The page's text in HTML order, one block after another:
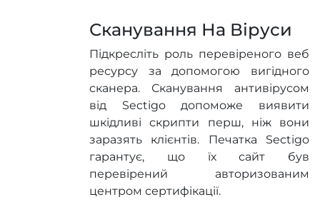
Сканування На Віруси
Підкресліть роль перевіреного веб
ресурсу за допомогою вигідного
сканера. Сканування антивірусом
від Sectigo допоможе виявити
шкідливі скрипти перш, ніж вони
заразять клієнтів. Печатка Sectigo
гарантує, що їх сайт був
перевірений авторизованим
центром сертифікації.